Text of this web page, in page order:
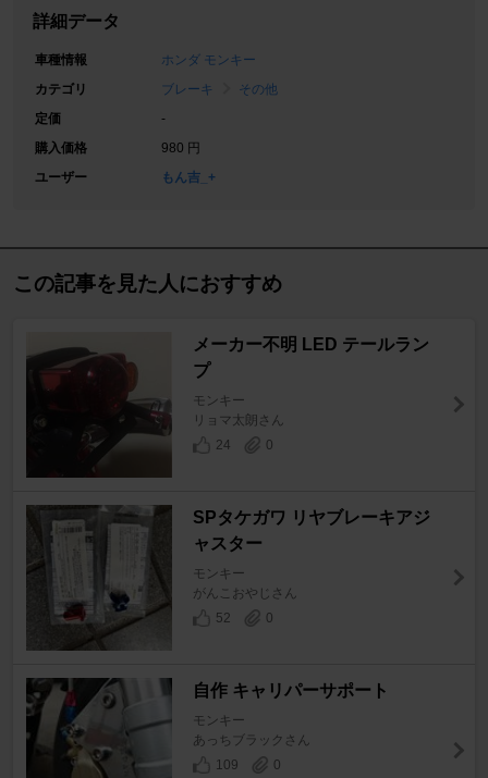
詳細データ
車種情報
ホンダ モンキー
カテゴリ
ブレーキ
その他
定価
-
購入価格
980 円
ユーザー
もん吉_+
この記事を見た人におすすめ
メーカー不明 LED テールラン
プ
モンキー
リョマ太朗さん
24
0
SPタケガワ リヤブレーキアジ
ャスター
モンキー
がんこおやじさん
52
0
自作 キャリパーサポート
モンキー
あっちブラックさん
109
0